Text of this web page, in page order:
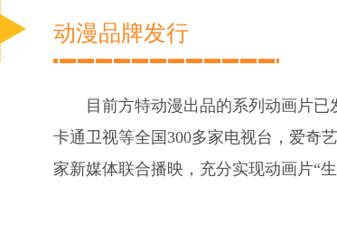
动漫品牌发行
目前方特动漫出品的系列动画片
卡通卫视等全国300多家电视台，爱奇
家新媒体联合播映，充分实现动画片“生